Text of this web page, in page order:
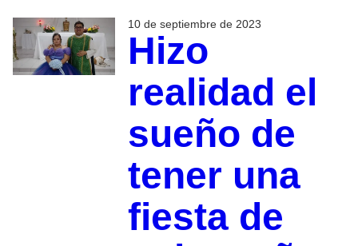
10 de septiembre de 2023
Hizo
realidad el
sueño de
tener una
fiesta de